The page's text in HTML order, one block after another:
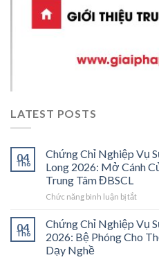
LATEST POSTS
04
Th6
Chứng Chỉ Nghiệp Vụ
Long 2026: Mở Cánh
Trung Tâm ĐBSCL
Chức năng bình luận bị tắtở
Chỉ
Vụ
04
Th6
Chứng Chỉ Nghiệp Vụ
2026: Bệ Phóng Cho
Dạy Nghề